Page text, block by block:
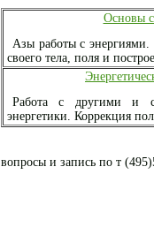
Основы
Азы работы с
своего тела, поля и
Работа с другими и
энергетики. Коррекция
вопросы и запись по т